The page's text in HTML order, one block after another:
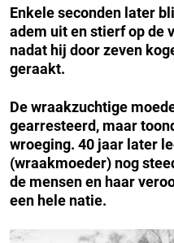
Enkele seconden later
adem uit en stierf op de
nadat hij door zeven
geraakt.
De wraakzuchtige
gearresteerd, maar
wroeging. 40 jaar later
(wraakmoeder) nog
de mensen en haar
een hele natie.